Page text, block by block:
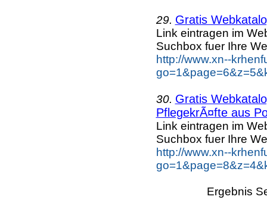
29. Gratis
Link eintragen im
Suchbox fuer Ihre
http://www.xn--
30. Gratis
PflegekrÃ¤fte aus
Link eintragen im
Suchbox fuer Ihre
http://www.xn--
Ergebnis